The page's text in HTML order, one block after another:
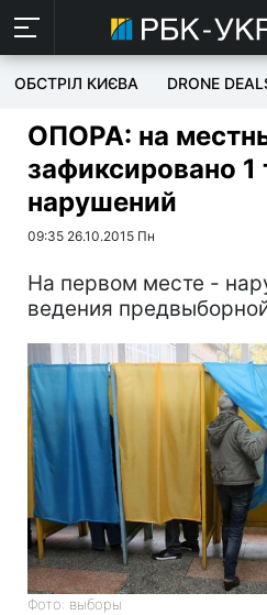
ОБСТРІЛ КИЄВА DRONE
ОПОРА: на
зафиксировано 1
нарушений
09:35 26.10.2015 Пн
На первом месте -
ведения
Фото: выборы